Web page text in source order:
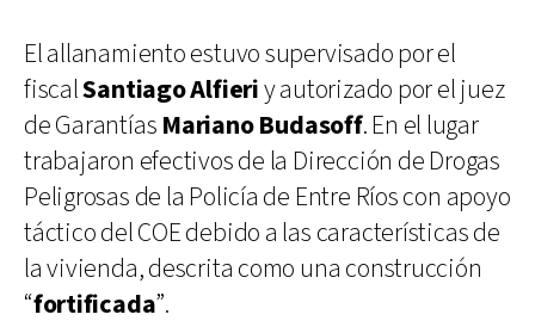
El allanamiento estuvo supervisado por el
fiscalSantiago Alfieriy autorizado por el juez
de Garantías Mariano Budasoff. En el lugar
trabajaron efectivos de la Dirección de Drogas
Peligrosas de la Policía de Entre Ríos con apoyo
táctico del COE debido a las características de
la vivienda, descrita como una construcción
“fortificada”.